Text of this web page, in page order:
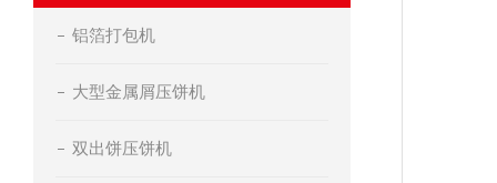
铝箔打包机
大型金属屑压饼机
双出饼压饼机